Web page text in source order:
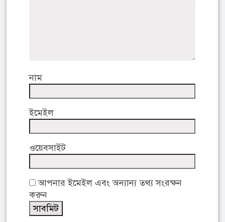
নাম
ইমেইল
ওয়েবসাইট
আপনার ইমেইল এবং অন্যান্য তথ্য সংরক্ষন
করুন